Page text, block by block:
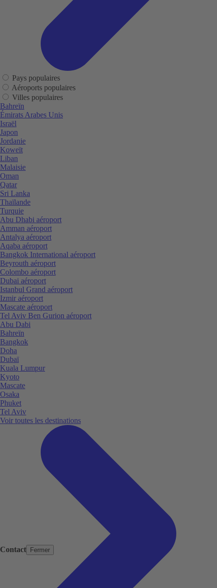
Contact Fermer
Pays populaires
Aéroports populaires
Villes populaires
Bahreïn
Émirats Arabes Unis
Israël
Japon
Jordanie
Koweït
Liban
Malaisie
Oman
Qatar
Sri Lanka
Thaïlande
Turquie
Abu Dhabi aéroport
Amman aéroport
Antalya aéroport
Aqaba aéroport
Bangkok International aéroport
Beyrouth aéroport
Colombo aéroport
Dubai aéroport
Istanbul Grand aéroport
Izmir aéroport
Mascate aéroport
Tel Aviv Ben Gurion aéroport
Abu Dabi
Bahreïn
Bangkok
Doha
Dubaï
Kuala Lumpur
Kyoto
Mascate
Osaka
Phuket
Tel Aviv
Voir toutes les destinations